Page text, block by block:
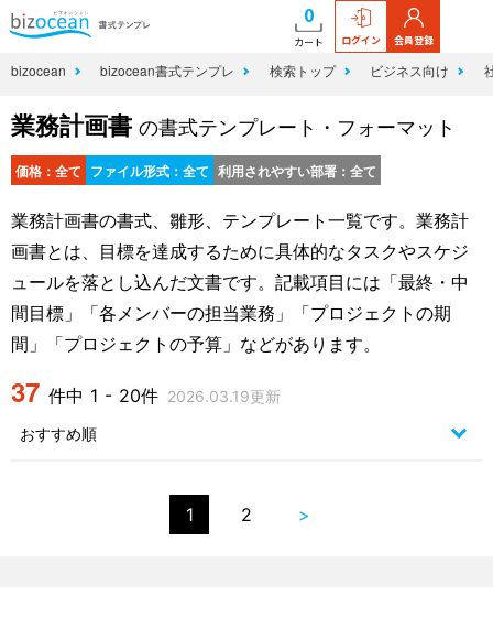
0
カート ログイン 会員登録
bizocean bizocean書式テンプレ 検索トップ ビジネス向け
業務計画書 の書式テンプレート・フォーマット
価格：全て ファイル形式：全て 利用されやすい部署：全て
業務計画書の書式、雛形、テンプレート一覧です。業務計
画書とは、目標を達成するために具体的なタスクやスケジ
ュールを落とし込んだ文書です。記載項目には「最終・中
間目標」「各メンバーの担当業務」「プロジェクトの期
間」「プロジェクトの予算」などがあります。
37 件中 1 - 20件 2026.03.19更新
1 2 >